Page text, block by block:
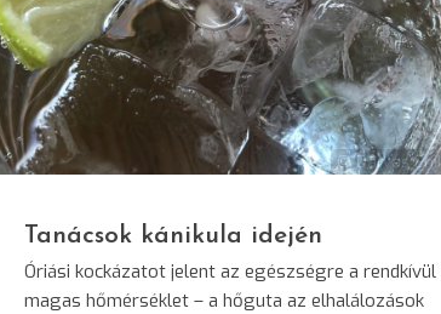
© Darvas
Tanácsok kánikula idején
Óriási kockázatot jelent az egészségre a rendkívül
magas hőmérséklet – a hőguta az elhalálozások